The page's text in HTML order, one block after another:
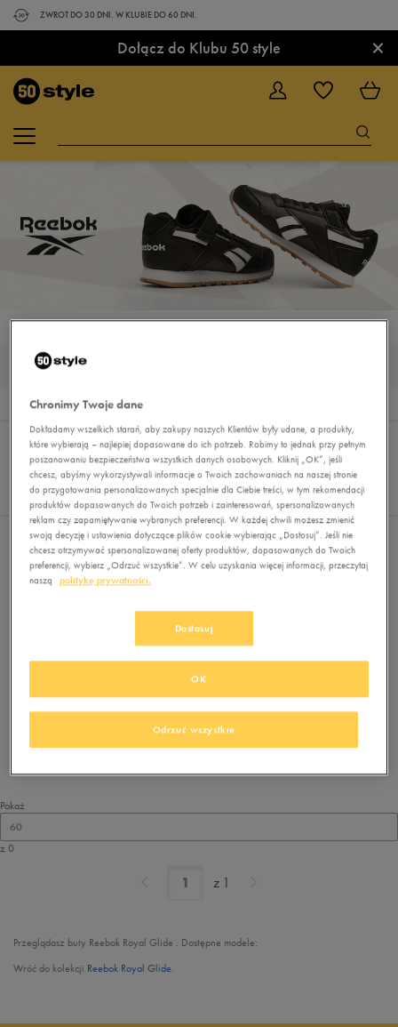
ZWROT DO 30 DNI. W KLUBIE DO 60 DNI.
Dołącz do Klubu 50 style ×
STRONA GŁÓWNA REEBOK ROYAL GLIDE
0
Wyników
Sortuj:
REKOMENDOWANE
FILTRUJ
Pokaż
60
z 0
Nie wybrano filtrów
Brak produktów do wyświetlenia
usuń wybrane filtry
Pokaż
60
z 0
z 1
Przeglądasz buty Reebok Royal Glide . Dostępne modele:
Wróć do kolekcji Reebok Royal Glide.
Chronimy Twoje dane
Dokładamy wszelkich starań, aby zakupy naszych Klientów były udane, a produkty,
które wybierają – najlepiej dopasowane do ich potrzeb. Robimy to jednak przy pełnym
poszanowaniu bezpieczeństwa wszystkich danych osobowych. Kliknij „OK”, jeśli
chcesz, abyśmy wykorzystywali informacje o Twoich zachowaniach na naszej stronie
do przygotowania personalizowanych specjalnie dla Ciebie treści, w tym rekomendacji
produktów dopasowanych do Twoich potrzeb i zainteresowań, spersonalizowanych
reklam czy zapamiętywanie wybranych preferencji. W każdej chwili możesz zmienić
swoją decyzję i ustawienia dotyczące plików cookie wybierając „Dostosuj”. Jeśli nie
chcesz otrzymywać spersonalizowanej oferty produktów, dopasowanych do Twoich
preferencji, wybierz „Odrzuć wszystkie”. W celu uzyskania więcej informacji, przeczytaj
naszą
politykę prywatności.
Dostosuj
Odrzuć wszystkie
OK